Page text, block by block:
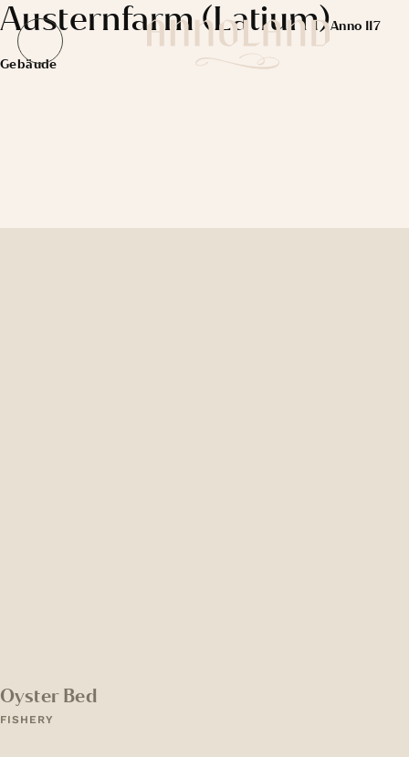
Austernfarm (Latium)Anno 117
Gebäude
Oyster Bed
FISHERY